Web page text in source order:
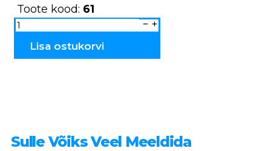
Toote kood: 61
Päkapikud
61
kogus
Lisa ostukorvi
Sulle Võiks Veel Meeldida